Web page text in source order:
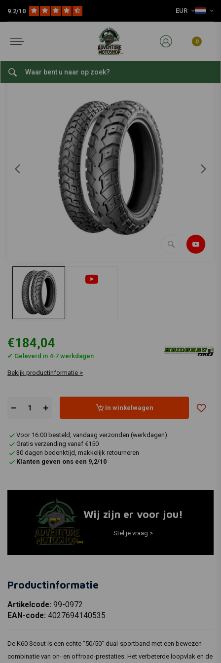
9.2/10 EUR
0
Slijtage Delen Banden 18 Inch Adventure / Offroad Banden
bekijk alles van Heidenau
100/90 | 18 K60 Scout
€184,04
✔ Geleverd in 4-7 werkdagen
Bekijk productinformatie >
In winkelwagen
Voor 16:00 besteld, vandaag verzonden (werkdagen)
Gratis verzending vanaf €150
30 dagen bedenktijd, makkelijk retourneren
Klanten geven ons een 9,2/10
Wij zijn er voor jou!
Stel je vraag >
Productinformatie
Artikelcode: 99-0972
EAN-code: 4027694140535
De K60 Scout is een echte "50/50" dual-sportband met een bewezen
combinatie van on- en offroad-prestaties. Het verbeterde loopvlak en de